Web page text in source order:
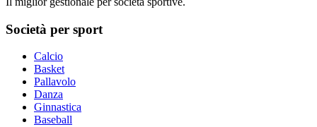
Società per sport
Calcio
Basket
Pallavolo
Danza
Ginnastica
Baseball